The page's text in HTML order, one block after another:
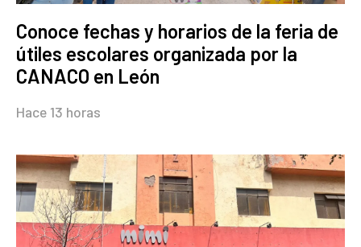
Conoce fechas y horarios de la feria de
útiles escolares organizada por la
CANACO en León
Hace 13 horas